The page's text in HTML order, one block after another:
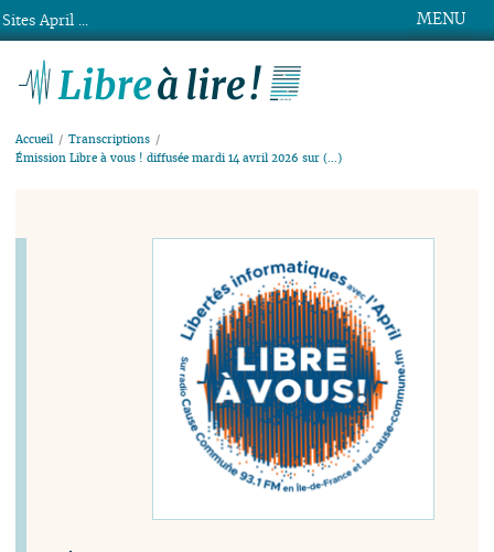
MENU
Accueil
Transcriptions
Émission Libre à vous ! diffusée mardi 14 avril 2026 sur (…)
Sites April ...